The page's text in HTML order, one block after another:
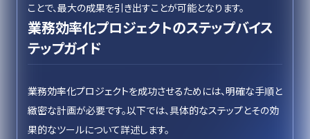
ことで、最大の成果を引き出すことが可能となります。
業務効率化プロジェクトのステップバイス
テップガイド
業務効率化プロジェクトを成功させるためには、明確な手順と
緻密な計画が必要です。以下では、具体的なステップとその効
果的なツールについて詳述します。